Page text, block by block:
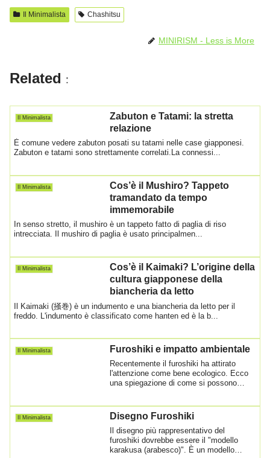
e
o
k
s
e
di
Il Minimalista Chashitsu
MINIRISM - Less is More
Related :
Il Minimalista
Zabuton e Tatami: la stretta
relazione
È comune vedere zabuton posati su tatami nelle case giapponesi.
Zabuton e tatami sono strettamente correlati.La connessi...
Il Minimalista
Cos’è il Mushiro? Tappeto
tramandato da tempo
immemorabile
In senso stretto, il mushiro è un tappeto fatto di paglia di riso
intrecciata. Il mushiro di paglia è usato principalmen...
Il Minimalista
Cos’è il Kaimaki? L’origine della
cultura giapponese della
biancheria da letto
Il Kaimaki (掻巻) è un indumento e una biancheria da letto per il
freddo. L'indumento è classificato come hanten ed è la b...
Il Minimalista Furoshiki e impatto ambientale
Recentemente il furoshiki ha attirato
l'attenzione come bene ecologico. Ecco
una spiegazione di come si possono
Il Minimalista Disegno Furoshiki
Il disegno più rappresentativo del
furoshiki dovrebbe essere il "modello
karakusa (arabesco)". È un modello